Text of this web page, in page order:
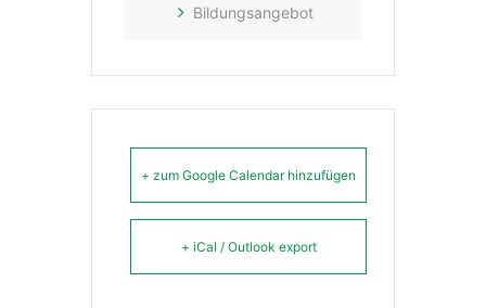
Bildungsangebot
+ zum Google Calendar hinzufügen
+ iCal / Outlook export